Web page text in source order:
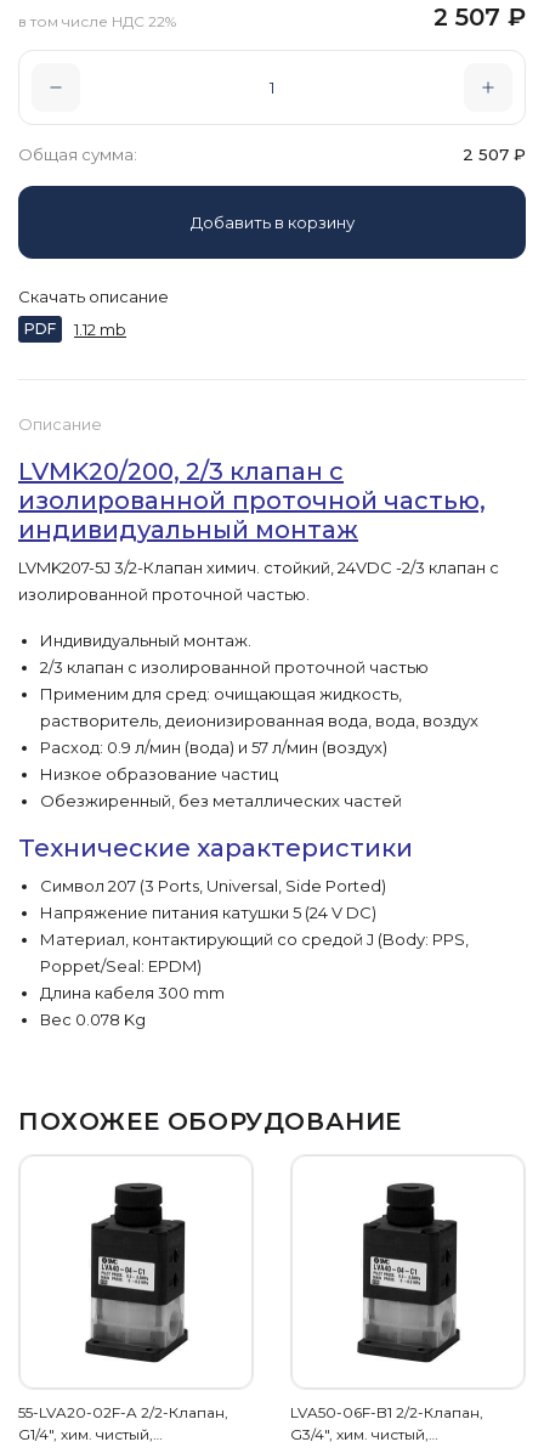
Описание
LVMK20/200, 2/3 клапан с
изолированной проточной частью,
индивидуальный монтаж
LVMK207-5J 3/2-Клапан химич. стойкий, 24VDC -2/3 клапан с
изолированной проточной частью.
Индивидуальный монтаж.
2/3 клапан с изолированной проточной частью
Применим для сред: очищающая жидкость,
растворитель, деионизированная вода, вода, воздух
Расход: 0.9 л/мин (вода) и 57 л/мин (воздух)
Низкое образование частиц
Обезжиренный, без металлических частей
Технические характеристики
Символ 207 (3 Ports, Universal, Side Ported)
Напряжение питания катушки 5 (24 V DC)
Материал, контактирующий со средой J (Body: PPS,
Poppet/Seal: EPDM)
Длина кабеля 300 mm
Вес 0.078 Kg
2 507 ₽
в том числе НДС 22%
Общая сумма: 2 507 ₽
Добавить в корзину
Скачать описание
PDF 1.12 mb
ПОХОЖЕЕ ОБОРУДОВАНИЕ
55-LVA20-02F-A 2/2-Клапан,
G1/4", хим. чистый,…
LVA50-06F-B1 2/2-Клапан,
G3/4", хим. чистый,…